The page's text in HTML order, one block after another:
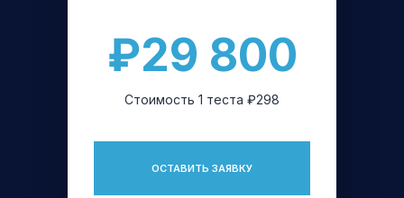
Стоимость 1 теста ₽298
ОСТАВИТЬ ЗАЯВКУ
₽29 800